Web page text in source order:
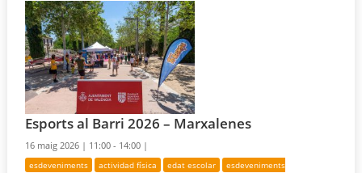
Esports al Barri 2026 – Marxalenes
16 maig 2026 | 11:00 - 14:00 |
esdeveniments actividad física edat escolar
esdeveniments